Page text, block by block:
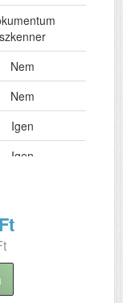
szkenner
Nem
Nem
Igen
Igen